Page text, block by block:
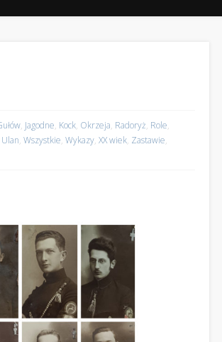
, Jagodne, Kock, Okrzeja, Radoryż, Role,
Ulan,Wszystkie,Wykazy,XX wiek, Zastawie,